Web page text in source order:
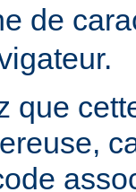
de
que